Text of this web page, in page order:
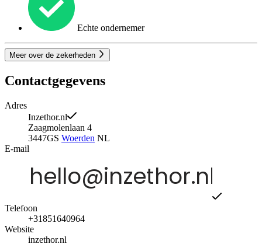
Echte ondernemer
Meer over de zekerheden
Contactgegevens
Adres
Inzethor.nl
Zaagmolenlaan 4
3447GS Woerden NL
E-mail
Telefoon
+31851640964
Website
inzethor.nl